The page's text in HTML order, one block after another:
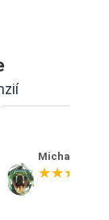
Michal Szabo
★★★